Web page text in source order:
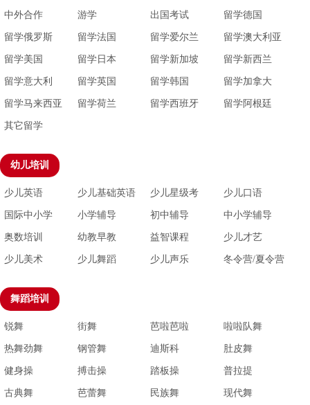
中外合作 游学 出国考试 留学德国
留学俄罗斯 留学法国 留学爱尔兰 留学澳大利亚
留学美国 留学日本 留学新加坡 留学新西兰
留学意大利 留学英国 留学韩国 留学加拿大
留学马来西亚 留学荷兰 留学西班牙 留学阿根廷
其它留学
幼儿培训
少儿英语 少儿基础英语 少儿星级考 少儿口语
国际中小学 小学辅导 初中辅导 中小学辅导
奥数培训 幼教早教 益智课程 少儿才艺
少儿美术 少儿舞蹈 少儿声乐 冬令营/夏令营
舞蹈培训
锐舞 街舞 芭啦芭啦 啦啦队舞
热舞劲舞 钢管舞 迪斯科 肚皮舞
健身操 搏击操 踏板操 普拉提
古典舞 芭蕾舞 民族舞 现代舞